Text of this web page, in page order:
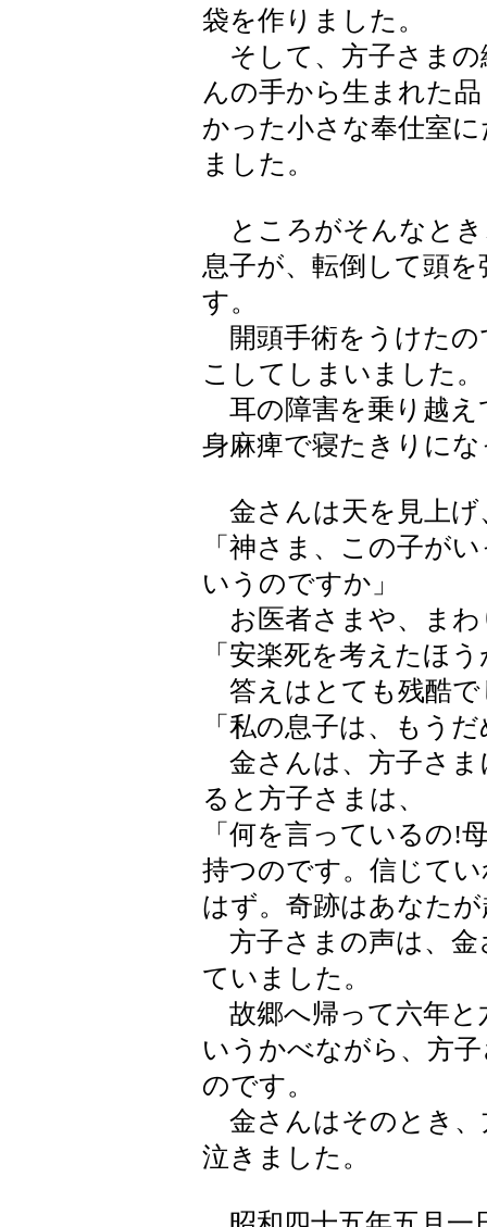
袋を作りました。
そして、方子さまの
んの手から生まれた
かった小さな奉仕室
ました。
ところがそんなとき
息子が、転倒して頭
す。
開頭手術をうけたの
こしてしまいました。
耳の障害を乗り越え
身麻痺で寝たきりに
金さんは天を見上げ
「神さま、この子が
いうのですか」
お医者さまや、まわ
「安楽死を考えたほ
答えはとても残酷で
「私の息子は、もう
金さんは、方子さま
ると方子さまは、
「何を言っているの!
持つのです。信じて
はず。奇跡はあなた
方子さまの声は、金
ていました。
故郷へ帰って六年と
いうかべながら、方
のです。
金さんはそのとき、
泣きました。